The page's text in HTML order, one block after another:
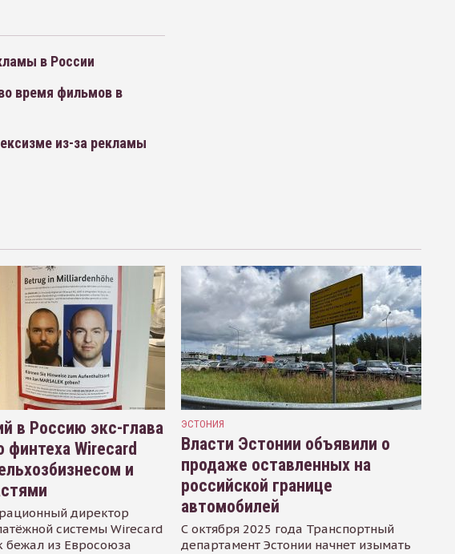
в России
время фильмов в
из-за рекламы
в Россию экс-глава
финтеха Wirecard
и
директор
системы Wirecard
бежал из Евросоюза
ЭСТОНИЯ
Власти Эстонии объявили о
продаже оставленных на
российской границе
автомобилей
С октября 2025 года Транспортный
департамент Эстонии начнет изымать